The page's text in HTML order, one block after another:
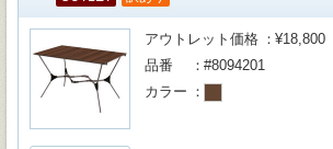
アウトレット価格
¥18,800
品番
#8094201
カラー